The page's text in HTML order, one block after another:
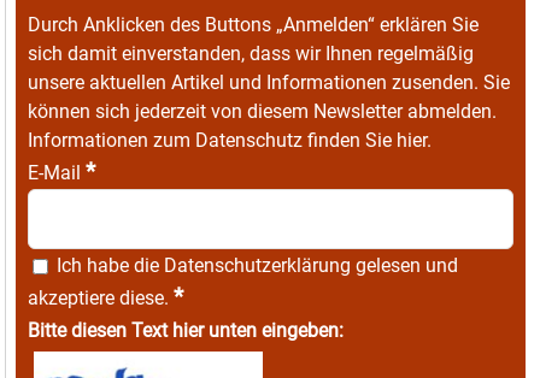
Durch Anklicken des Buttons „Anmelden“ erklären Sie
sich damit einverstanden, dass wir Ihnen regelmäßig
unsere aktuellen Artikel und Informationen zusenden. Sie
können sich jederzeit von diesem Newsletter abmelden.
Informationen zum Datenschutz finden Sie hier.
E-Mail *
Ich habe die Datenschutzerklärung gelesen und
akzeptiere diese. *
Bitte diesen Text hier unten eingeben: